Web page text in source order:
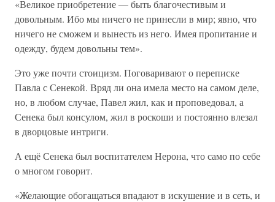
«Великое приобретение — быть благочестивым и
довольным. Ибо мы ничего не принесли в мир; явно, что
ничего не сможем и вынесть из него. Имея пропитание и
одежду, будем довольны тем».
Это уже почти стоицизм. Поговаривают о переписке
Павла с Сенекой. Вряд ли она имела место на самом деле,
но, в любом случае, Павел жил, как и проповедовал, а
Сенека был консулом, жил в роскоши и постоянно влезал
в дворцовые интриги.
А ещё Сенека был воспитателем Нерона, что само по себе
о многом говорит.
«Желающие обогащаться впадают в искушение и в сеть, и